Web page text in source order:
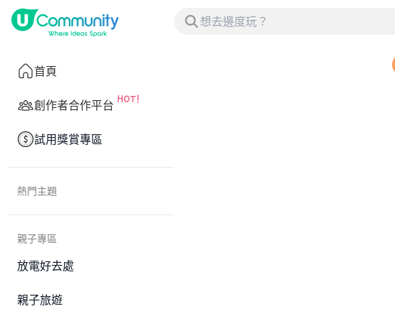
首頁
創作者合作平台
試用獎賞專區
熱門主題
親子專區
放電好去處
親子旅遊